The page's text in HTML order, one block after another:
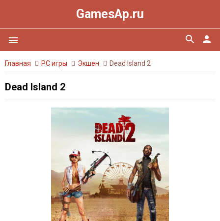
GamesAp.ru
menu person
search
Главная PC игры Экшен Dead Island 2
Dead Island 2